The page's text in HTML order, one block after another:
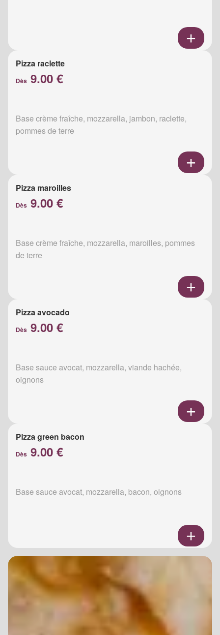
Pizza raclette
Dès 9.00 €
Base crème fraîche, mozzarella, jambon, raclette,
pommes de terre
Pizza maroilles
Dès 9.00 €
Base crème fraîche, mozzarella, maroilles, pommes
de terre
Pizza avocado
Dès 9.00 €
Base sauce avocat, mozzarella, viande hachée,
oignons
Pizza green bacon
Dès 9.00 €
Base sauce avocat, mozzarella, bacon, oignons